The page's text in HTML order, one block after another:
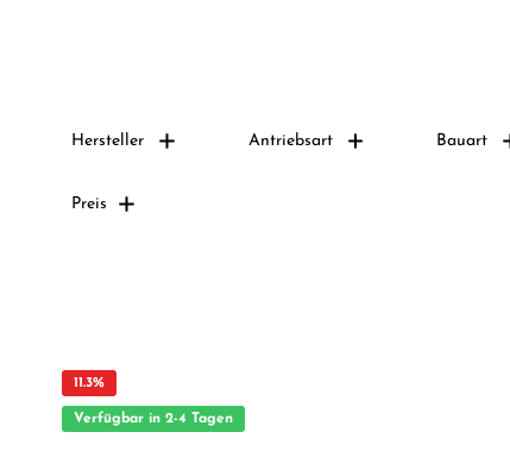
Hersteller Antriebsart Bauart
Preis
11.3%
Verfügbar in 2-4 Tagen